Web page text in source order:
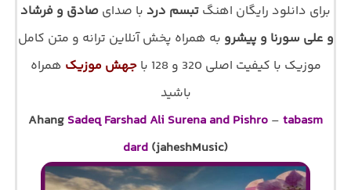
برای دانلود رایگان اهنگ تبسم درد با صدای صادق و فرشاد
و علی سورنا و پیشرو به همراه پخش آنلاین ترانه و متن کامل
موزیک با کیفیت اصلی 320 و 128 با
جهش موزیک همراه
باشید
Ahang Sadeq Farshad Ali Surena and Pishro – tabasm
dard (jaheshMusic)